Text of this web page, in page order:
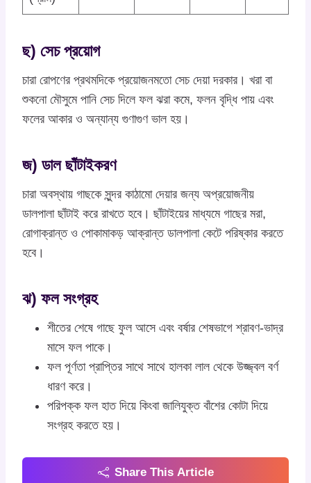
ছ) সেচ প্রয়োগ
চারা রোপণের প্রথমদিকে প্রয়োজনমতো সেচ দেয়া দরকার। খরা বা
শুকনো মৌসুমে পানি সেচ দিলে ফল ঝরা কমে, ফলন বৃদ্ধি পায় এবং
ফলের আকার ও অন্যান্য গুণাগুণ ভাল হয়।
জ) ডাল ছাঁটাইকরণ
চারা অবস্থায় গাছকে সুন্দর কাঠামো দেয়ার জন্য অপ্রয়োজনীয়
ডালপালা ছাঁটাই করে রাখতে হবে। ছাঁটাইয়ের মাধ্যমে গাছের মরা,
রোগাক্রান্ত ও পোকামাকড় আক্রান্ত ডালপালা কেটে পরিষ্কার করতে
হবে।
ঝ) ফল সংগ্রহ
শীতের শেষে গাছে ফুল আসে এবং বর্ষার শেষভাগে শ্রাবণ-ভাদ্র
মাসে ফল পাকে।
ফল পূর্ণতা প্রাপ্তির সাথে সাথে হালকা লাল থেকে উজ্জ্বল বর্ণ
ধারণ করে।
পরিপক্ক ফল হাত দিয়ে কিংবা জালিযুক্ত বাঁশের কোটা দিয়ে
সংগ্রহ করতে হয়।
Share This Article